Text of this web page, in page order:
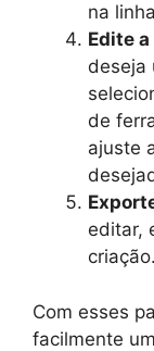
na
Edite
deseja
de
ajuste
editar,
criação.
Com esses
facilmente